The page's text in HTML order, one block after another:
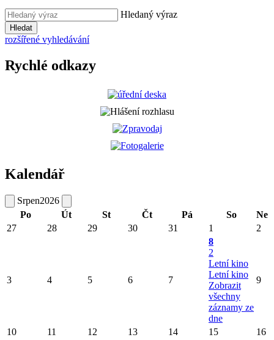
Hledaný výraz
Hledat
rozšířené vyhledávání
Rychlé odkazy
Kalendář
Srpen2026
Po
Út St Čt Pá So
Ne
27
28 29 30 31 1 2
3 4 5 6 7
8
2
Letní kino
Letní kino
Zobrazit
všechny
záznamy ze
dne
9
10 11 12 13 14 15
16